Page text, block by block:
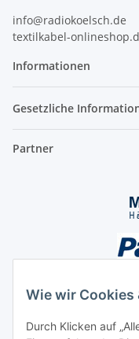
Wie wir Cookies
Durch Klicken auf
info@radiokoelsch.de
textilkabel-
Informationen
Gesetzliche
Partner